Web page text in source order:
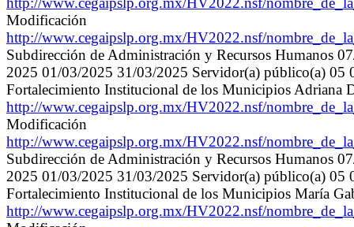
Modificación
http://www.cegaipslp.org.mx/HV2022.nsf/
Subdirección de Administración y Recursos Humanos
2025 01/03/2025 31/03/2025 Servidor(a) público(a) 05
Fortalecimiento Institucional de los Municipios Adriana
http://www.cegaipslp.org.mx/HV2022.nsf/
Modificación
http://www.cegaipslp.org.mx/HV2022.nsf/
Subdirección de Administración y Recursos Humanos
2025 01/03/2025 31/03/2025 Servidor(a) público(a) 05
Fortalecimiento Institucional de los Municipios María
http://www.cegaipslp.org.mx/HV2022.nsf/